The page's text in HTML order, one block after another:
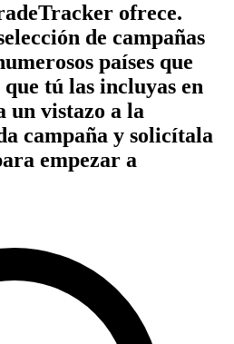
ofrece.
de campañas
países que
tú las incluyas en
un vistazo a la
campaña y solicítala
empezar a